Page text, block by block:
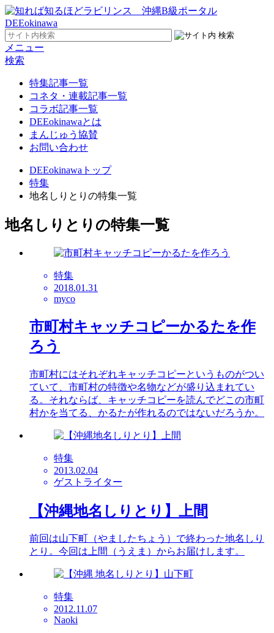
メニュー
検索
特集記事一覧
コネタ・連載記事一覧
コラボ記事一覧
DEEokinawaとは
まんじゅう協賛
お問い合わせ
DEEokinawaトップ
特集
地名しりとりの特集一覧
地名しりとりの特集一覧
特集
2018.01.31
myco
市町村キャッチコピーかるたを作
ろう
市町村にはそれぞれキャッチコピーというものがつい
ていて、市町村の特徴や名物などが盛り込まれてい
る。それならば、キャッチコピーを読んでどこの市町
村かを当てる、かるたが作れるのではないだろうか。
特集
2013.02.04
ゲストライター
【沖縄地名しりとり】上間
前回は山下町（やましたちょう）で終わった地名しり
とり。今回は上間（うえま）からお届けします。
特集
2012.11.07
Naoki